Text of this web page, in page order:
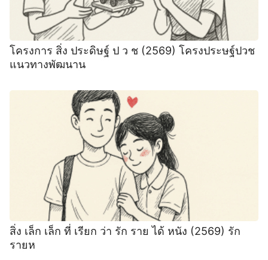
โครงการ สิ่ง ประดิษฐ์ ป ว ช (2569) โครงประษฐ์ปวช
แนวทางพัฒนาน
สิ่ง เล็ก เล็ก ที่ เรียก ว่า รัก ราย ได้ หนัง (2569) รัก
รายห